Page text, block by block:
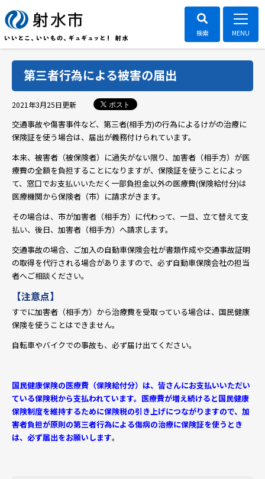
第三者行為による被害の届出
2021年3月25日更新 ポスト
交通事故や傷害事件など、第三者(相手方)の行為によるけがの治療に
保険証を使う場合は、届出が義務付けられています。
本来、被害者（被保険者）に過失がない限り、加害者（相手方）が医
療費の全額を負担することになりますが、保険証を使うことによっ
て、窓口でお支払いいただく一部負担金以外の医療費(保険給付分)は
医療機関から保険者（市）に請求がきます。
その場合は、市が加害者（相手方）に代わって、一旦、立て替えて支
払い、後日、加害者（相手方）へ請求します。
交通事故の場合、ご加入の自動車保険会社が書類作成や交通事故証明
の取得を代行される場合がありますので、必ず自動車保険会社の担当
者へご相談ください。
【注意点】
すでに加害者（相手方）から治療費を受取っている場合は、国民健康
保険を使うことはできません。
自転車やバイクでの事故も、必ず届け出てください。
国民健康保険の医療費（保険給付分）は、皆さんにお支払いいただい
ている保険税から支払われています。医療費が増え続けると国民健康
保険制度を維持するために保険税の引き上げにつながりますので、加
害者負担が原則の第三者行為による傷病の治療に保険証を使うとき
は、必ず届出をお願いします。